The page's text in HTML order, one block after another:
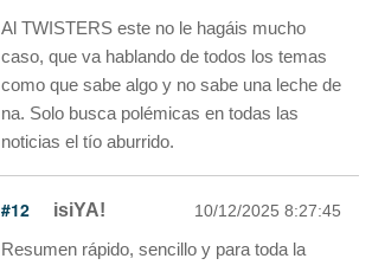
Al TWISTERS este no le hagáis mucho
caso, que va hablando de todos los temas
como que sabe algo y no sabe una leche de
na. Solo busca polémicas en todas las
noticias el tío aburrido.
#12 isiYA! 10/12/2025 8:27:45
Resumen rápido, sencillo y para toda la